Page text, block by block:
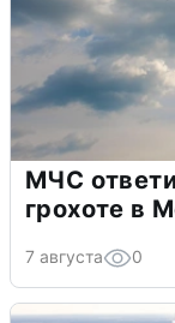
МЧС
грохоте в
7 августа 0